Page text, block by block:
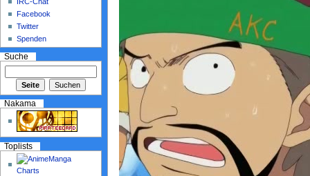
Facebook
Twitter
Spenden
Suche
Nakama
Toplists